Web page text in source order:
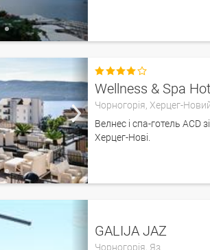

Wellness & Spa
Чорногорія, Херцег-
Велнес і спа-готель ACD
Херцег-Нові.
GALIJA JAZ
Чорногорія, Яз